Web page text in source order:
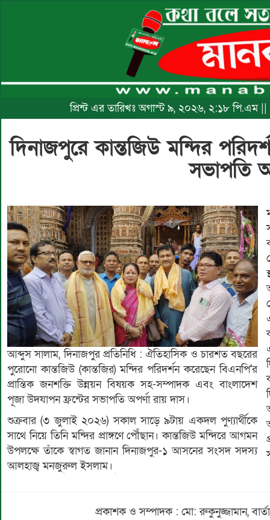
প্রিন্ট এর তারিখঃ অগাস্ট ৯, ২০২৬, ২:১৮
দিনাজপুরে কান্তজিউ মন্দির
সভাপতি
আব্দুস সালাম, দিনাজপুর প্রতিনিধি : ঐতিহাসিক ও চারশত বছরের
পুরোনো কান্তজিউ (কান্তজির) মন্দির পরিদর্শন করেছেন বিএনপি'র
প্রান্তিক জনশক্তি উন্নয়ন বিষয়ক সহ-সম্পাদক এবং বাংলাদেশ
পূজা উদযাপন ফ্রন্টের সভাপতি অপর্ণা রায় দাস।
শুক্রবার (৩ জুলাই ২০২৬) সকাল সাড়ে ৯টায় একদল পুণ্যার্থীকে
সাথে নিয়ে তিনি মন্দির প্রাঙ্গণে পৌঁছান। কান্তজিউ মন্দিরে আগমন
উপলক্ষে তাঁকে স্বাগত জানান দিনাজপুর-১ আসনের সংসদ সদস্য
আলহাজ্ব মনজুরুল ইসলাম।
প্রকাশক ও সম্পাদক : মো: রুকুনুজ্জামান,